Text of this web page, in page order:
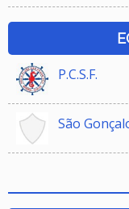
P.C.S.F.
São